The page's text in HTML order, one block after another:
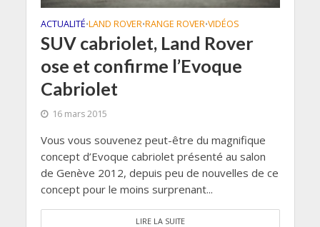
ACTUALITÉ•LAND ROVER•RANGE ROVER•VIDÉOS
SUV cabriolet, Land Rover
ose et confirme l’Evoque
Cabriolet
16 mars 2015
Vous vous souvenez peut-être du magnifique
concept d’Evoque cabriolet présenté au salon
de Genève 2012, depuis peu de nouvelles de ce
concept pour le moins surprenant...
LIRE LA SUITE